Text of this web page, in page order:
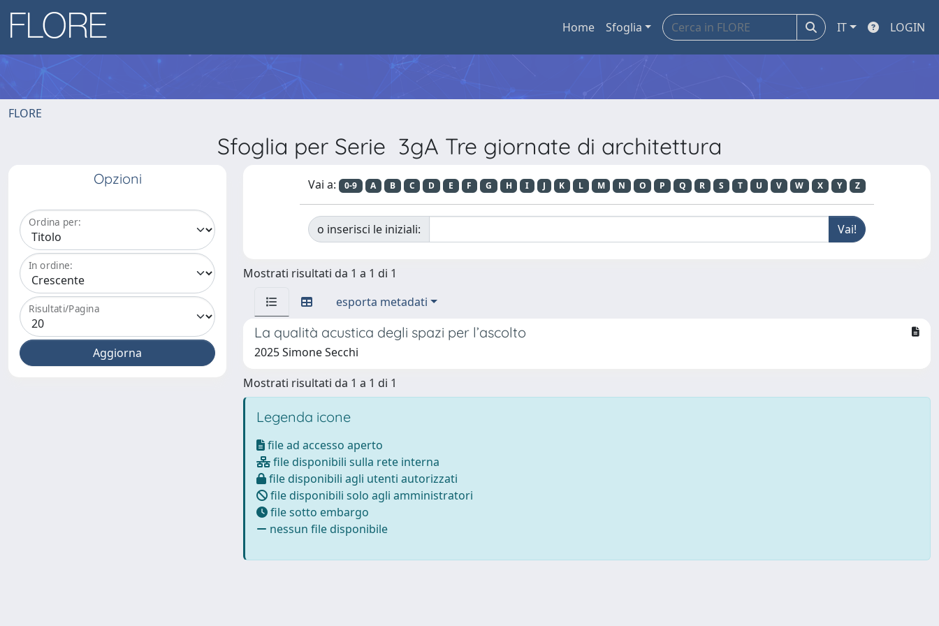
Home Sfoglia IT LOGIN
FLORE
Sfoglia per Serie 3gA Tre giornate di architettura
Opzioni
Ordina per:
In ordine:
Risultati/Pagina
Vai a: 0-9 A B C D E F G H I J K L M N O P Q R S T U V W X Y Z
o inserisci le iniziali:
Mostrati risultati da 1 a 1 di 1
esporta metadati
La qualità acustica degli spazi per l’ascolto
2025 Simone Secchi
Mostrati risultati da 1 a 1 di 1
Legenda icone
file ad accesso aperto
file disponibili sulla rete interna
file disponibili agli utenti autorizzati
file disponibili solo agli amministratori
file sotto embargo
nessun file disponibile